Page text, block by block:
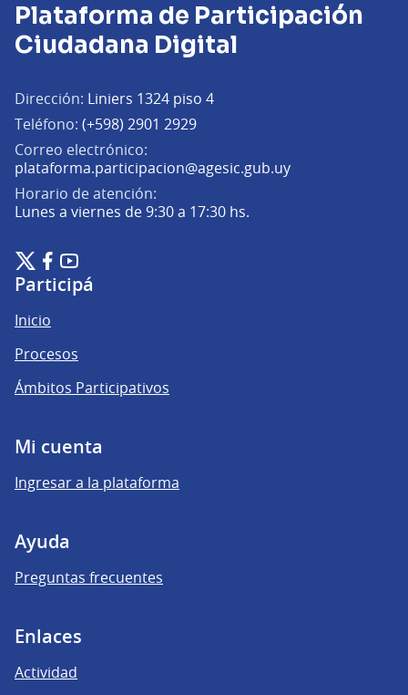
Plataforma de Participación
Ciudadana Digital
Dirección: Liniers 1324 piso 4
Teléfono: (+598) 2901 2929
Correo electrónico:
plataforma.participacion@agesic.gub.uy(Abrir en una
Horario de atención:
Lunes a viernes de 9:30 a 17:30 hs.
Plataforma de Participación Ciudadana Digital en X
(Enlace externo)
Plataforma de Participación Ciudadana Digital en Facebook
(Enlace externo)
Plataforma de Participación Ciudadana Digital en
(Enlace externo)
Participá
Inicio
Procesos
Ámbitos Participativos
Mi cuenta
Ingresar a la plataforma
Ayuda
Preguntas frecuentes
Enlaces
Actividad